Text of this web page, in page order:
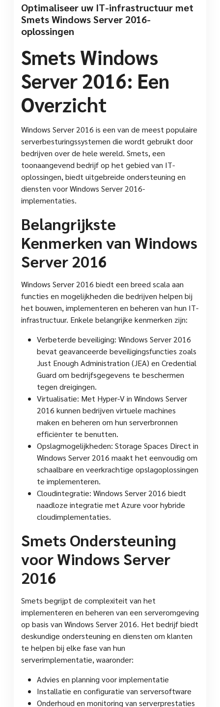
Optimaliseer uw IT-infrastructuur met
Smets Windows Server 2016-
oplossingen
Smets Windows
Server 2016: Een
Overzicht
Windows Server 2016 is een van de meest populaire
serverbesturingssystemen die wordt gebruikt door
bedrijven over de hele wereld. Smets, een
toonaangevend bedrijf op het gebied van IT-
oplossingen, biedt uitgebreide ondersteuning en
diensten voor Windows Server 2016-
implementaties.
Belangrijkste
Kenmerken van Windows
Server 2016
Windows Server 2016 biedt een breed scala aan
functies en mogelijkheden die bedrijven helpen bij
het bouwen, implementeren en beheren van hun IT-
infrastructuur. Enkele belangrijke kenmerken zijn:
Verbeterde beveiliging: Windows Server 2016
bevat geavanceerde beveiligingsfuncties zoals
Just Enough Administration (JEA) en Credential
Guard om bedrijfsgegevens te beschermen
tegen dreigingen.
Virtualisatie: Met Hyper-V in Windows Server
2016 kunnen bedrijven virtuele machines
maken en beheren om hun serverbronnen
efficiënter te benutten.
Opslagmogelijkheden: Storage Spaces Direct in
Windows Server 2016 maakt het eenvoudig om
schaalbare en veerkrachtige opslagoplossingen
te implementeren.
Cloudintegratie: Windows Server 2016 biedt
naadloze integratie met Azure voor hybride
cloudimplementaties.
Smets Ondersteuning
voor Windows Server
2016
Smets begrijpt de complexiteit van het
implementeren en beheren van een serveromgeving
op basis van Windows Server 2016. Het bedrijf biedt
deskundige ondersteuning en diensten om klanten
te helpen bij elke fase van hun
serverimplementatie, waaronder:
Advies en planning voor implementatie
Installatie en configuratie van serversoftware
Onderhoud en monitoring van serverprestaties